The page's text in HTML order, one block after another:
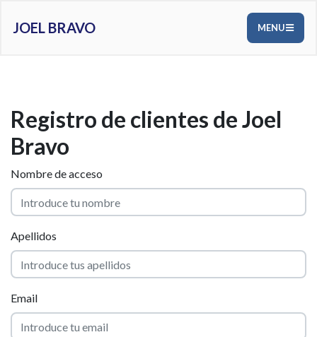
JOEL BRAVO MENU
Registro de clientes de Joel
Bravo
Nombre de acceso
Apellidos
Email